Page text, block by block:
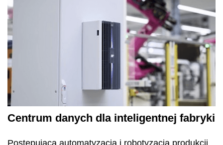
Centrum danych dla inteligentnej fabryki